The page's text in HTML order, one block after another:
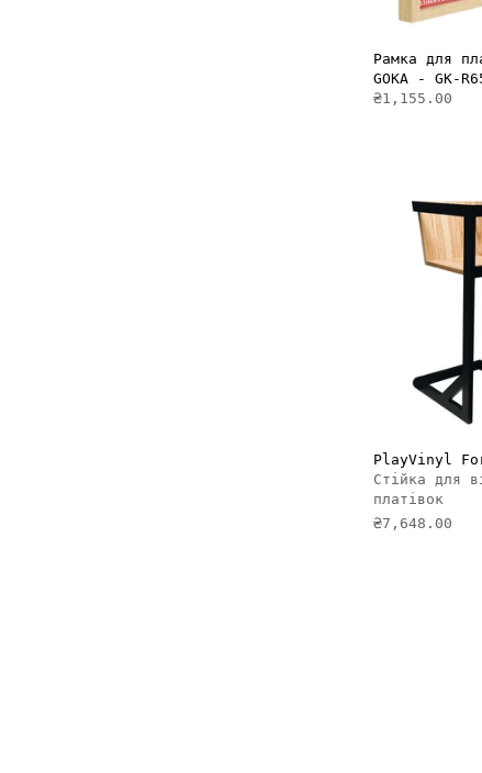
Рамка для
GOKA - GK-
₴1,155.00
PlayVinyl
Стійка для
платівок
₴7,648.00